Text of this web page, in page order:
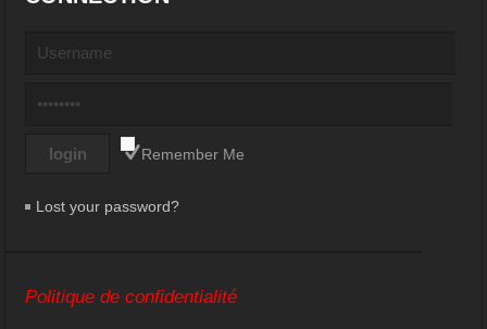
Remember Me
Lost your password?
Politique de confidentialité